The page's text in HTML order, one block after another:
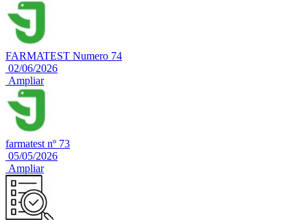
FARMATEST Numero 74
02/06/2026
Ampliar
farmatest nº 73
05/05/2026
Ampliar